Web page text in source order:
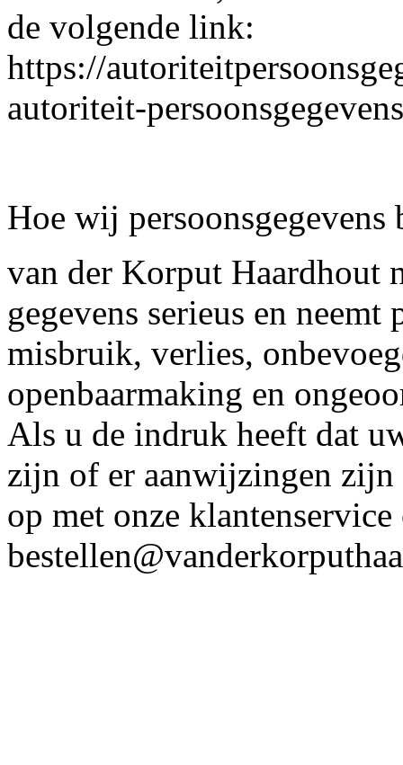
de volgende link:
https://
autoriteit-
Hoe wij persoonsgegevens
van der Korput Haardhout
gegevens serieus en neemt
misbruik, verlies,
openbaarmaking en
Als u de indruk heeft dat
zijn of er aanwijzingen zijn
op met onze